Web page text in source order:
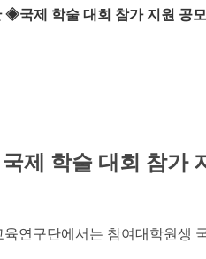
◈국제 학술 대회 참가 지원 공
국제 학술 대회 참가
연구단에서는 참여대학원생